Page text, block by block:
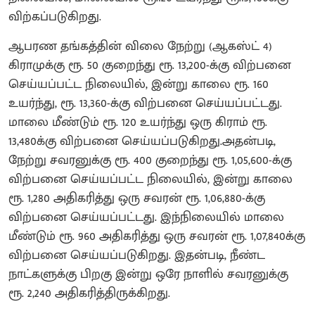
விற்கப்படுகிறது.
ஆபரண தங்கத்தின் விலை நேற்று (ஆகஸ்ட் 4)
கிராமுக்கு ரூ. 50 குறைந்து ரூ. 13,200-க்கு விற்பனை
செய்யப்பட்ட நிலையில், இன்று காலை ரூ. 160
உயர்ந்து, ரூ. 13,360-க்கு விற்பனை செய்யப்பட்டது.
மாலை மீண்டும் ரூ. 120 உயர்ந்து ஒரு கிராம் ரூ.
13,480க்கு விற்பனை செய்யப்படுகிறது.அதன்படி,
நேற்று சவரனுக்கு ரூ. 400 குறைந்து ரூ. 1,05,600-க்கு
விற்பனை செய்யப்பட்ட நிலையில், இன்று காலை
ரூ. 1,280 அதிகரித்து ஒரு சவரன் ரூ. 1,06,880-க்கு
விற்பனை செய்யப்பட்டது. இந்நிலையில் மாலை
மீண்டும் ரூ. 960 அதிகரித்து ஒரு சவரன் ரூ. 1,07,840க்கு
விற்பனை செய்யப்படுகிறது. இதன்படி, நீண்ட
நாட்களுக்கு பிறகு இன்று ஒரே நாளில் சவரனுக்கு
ரூ. 2,240 அதிகரித்திருக்கிறது.